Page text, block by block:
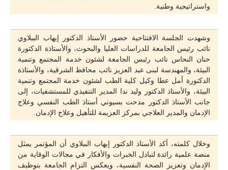
واستراتيجية وطنية.
وشهدت الجلسة الافتتاحية حضور الأستاذ الدكتور إيهاب الببلاوي
نائب رئيس الجامعة للدراسات العليا والبحوث، والأستاذة الدكتورة
حنان النحاس نائب رئيس الجامعة لشئون خدمة المجتمع وتنمية
البيئة، والمهندسة لبنى عبد العزيز نائب محافظ الشرقية، والأستاذة
الدكتورة أمل عطا وكيل كلية الطب لشئون خدمة المجتمع وتنمية
البيئة، والأستاذ الدكتور وليد ندا المدير التنفيذي للمستشفيات، إلى
جانب الأستاذ الدكتور مدحت بسيوني أستاذ الطب النفسي وعلاج
الإدمان والمدير العلاجي بمركز العزيمة للتأهيل وعلاج الإدمان.
وخلال كلمته، أكد الأستاذ الدكتور إيهاب الببلاوي أن المؤتمر يمثل
منصة علمية رائدة لتبادل الخبرات والأفكار في مجالات الوقاية من
الإدمان وتعزيز الصحة النفسية، ويعكس التزام الجامعة بتوظيف